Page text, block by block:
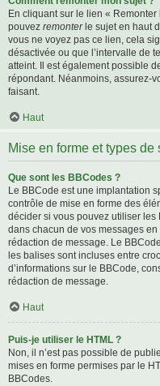
En cliquant sur le lien «
pouvez remonterle sujet en haut
vous ne voyez pas ce lien, cela
désactivée ou que l’intervalle de
atteint. Il est également possible
répondant. Néanmoins, assurez-
faisant.
Haut
Mise en forme et types de
Que sont les BBCodes ?
Le BBCode est une implantation
contrôle de mise en forme des
décider si vous pouvez utiliser
dans chacun de vos messages
rédaction de message. Le
les balises sont incluses entre
d’informations sur le BBCode,
rédaction de message.
Haut
Puis-je utiliser le HTML ?
Non, il n’est pas possible de
mises en forme permises par le
BBCodes.